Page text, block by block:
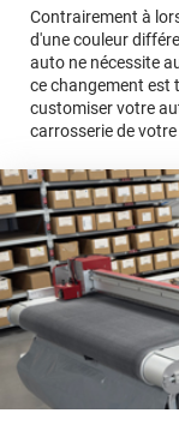
Contrairement à
d'une couleur
auto ne nécessite
ce changement est
customiser votre
carrosserie de votre
Multipliez ce
commerciaux
Le covering
Le covering